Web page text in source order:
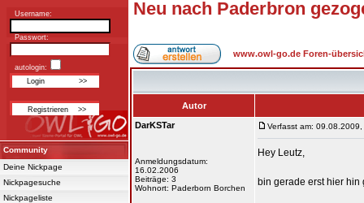
Username:
Passwort:
autologin:
Community
Deine Nickpage
Nickpagesuche
Nickpageliste
Neu nach Paderbron
www.owl-go.de Foren-
Autor
DarKSTar
Anmeldungsdatum:
16.02.2006
Beiträge: 3
Wohnort: Paderborn Borchen
Verfasst am:
Hey Leutz,
bin gerade erst hier hin